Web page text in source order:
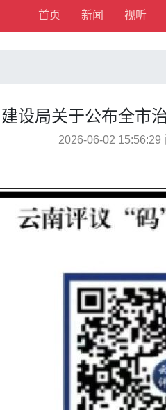
首页 新闻 视听
设局关于公布全市
2026-06-02 15:56:29